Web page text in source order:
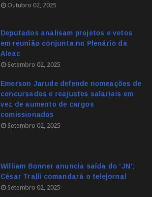
Outubro 02, 2025
Deputados analisam projetos e vetos
em reunião conjunta no Plenário da
Aleac
Setembro 02, 2025
Emerson Jarude defende nomeações de
concursados e reajustes salariais em
vez de aumento de cargos
comissionados
Setembro 02, 2025
William Bonner anuncia saída do 'JN';
César Tralli comandará o telejornal
Setembro 02, 2025